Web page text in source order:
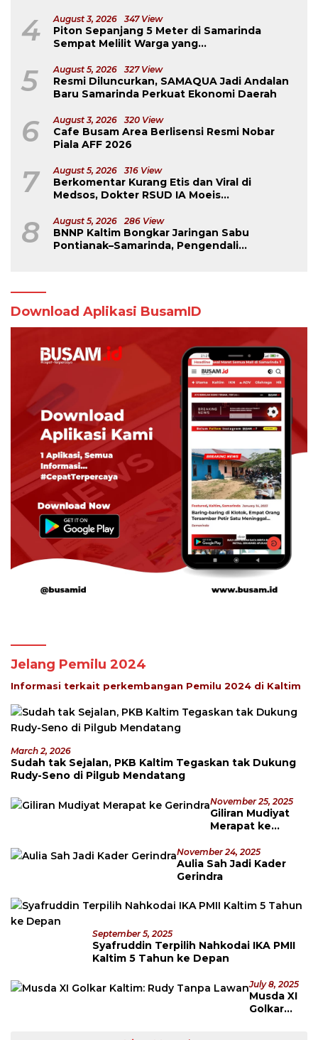
4 August 3, 2026 347 View
Piton Sepanjang 5 Meter di Samarinda
Sempat Melilit Warga yang
5 August 5, 2026 327 View
Resmi Diluncurkan, SAMAQUA Jadi Andalan
Baru Samarinda Perkuat Ekonomi Daerah
6 August 3, 2026 320 View
Cafe Busam Area Berlisensi Resmi Nobar
Piala AFF 2026
7 August 5, 2026 316 View
Berkomentar Kurang Etis dan Viral di
Medsos, Dokter RSUD IA Moeis
8 August 5, 2026 286 View
BNNP Kaltim Bongkar Jaringan Sabu
Pontianak–Samarinda, Pengendali
Download Aplikasi BusamID
Jelang Pemilu 2024
Informasi terkait perkembangan Pemilu 2024 di Kaltim
March 2, 2026
Sudah tak Sejalan, PKB Kaltim Tegaskan tak Dukung
Rudy-Seno di Pilgub Mendatang
November 25, 2025
Giliran Mudiyat
Merapat ke
November 24, 2025
Aulia Sah Jadi Kader
Gerindra
September 5, 2025
Syafruddin Terpilih Nahkodai IKA PMII
Kaltim 5 Tahun ke Depan
July 8, 2025
Musda XI
Golkar